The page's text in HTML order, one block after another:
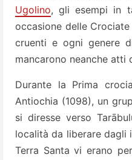
Ugolino, gli esempi in
occasione delle
cruenti e ogni genere
mancarono neanche atti
Durante la Prima
Antiochia (1098), un
si diresse verso
località da liberare dagli
Terra Santa vi erano